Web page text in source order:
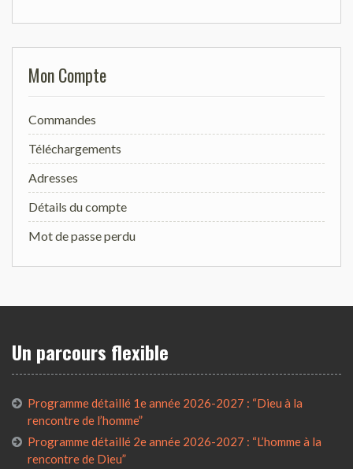
Mon Compte
Commandes
Téléchargements
Adresses
Détails du compte
Mot de passe perdu
Un parcours flexible
Programme détaillé 1e année 2026-2027 : “Dieu à la
rencontre de l’homme”
Programme détaillé 2e année 2026-2027 : “L’homme à la
rencontre de Dieu”